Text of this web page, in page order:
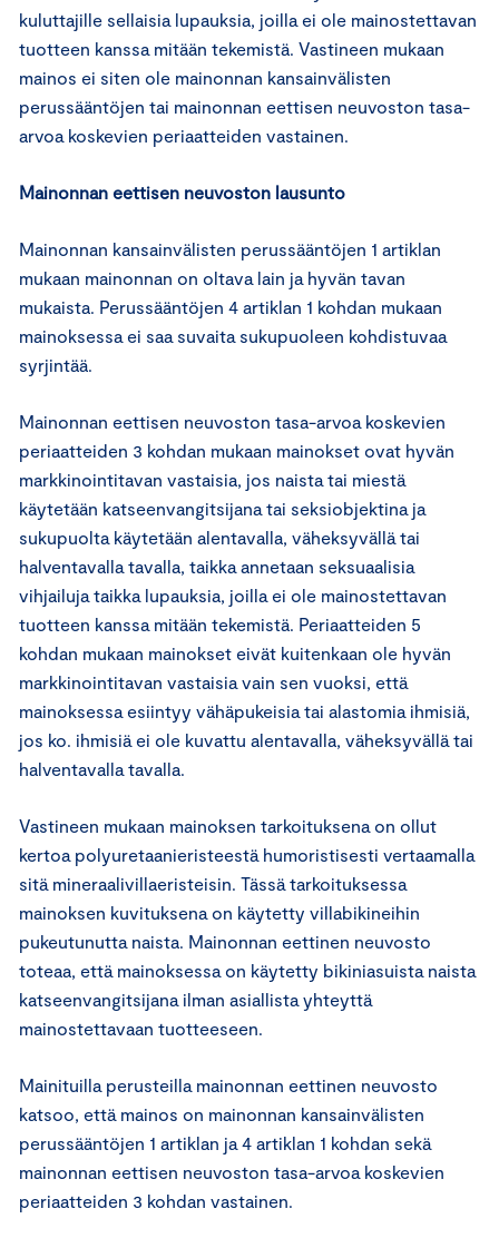
kuluttajille sellaisia lupauksia, joilla ei ole mainostettavan
tuotteen kanssa mitään tekemistä. Vastineen mukaan
mainos ei siten ole mainonnan kansainvälisten
perussääntöjen tai mainonnan eettisen neuvoston tasa-
arvoa koskevien periaatteiden vastainen.
Mainonnan eettisen neuvoston lausunto
Mainonnan kansainvälisten perussääntöjen 1 artiklan
mukaan mainonnan on oltava lain ja hyvän tavan
mukaista. Perussääntöjen 4 artiklan 1 kohdan mukaan
mainoksessa ei saa suvaita sukupuoleen kohdistuvaa
syrjintää.
Mainonnan eettisen neuvoston tasa-arvoa koskevien
periaatteiden 3 kohdan mukaan mainokset ovat hyvän
markkinointitavan vastaisia, jos naista tai miestä
käytetään katseenvangitsijana tai seksiobjektina ja
sukupuolta käytetään alentavalla, väheksyvällä tai
halventavalla tavalla, taikka annetaan seksuaalisia
vihjailuja taikka lupauksia, joilla ei ole mainostettavan
tuotteen kanssa mitään tekemistä. Periaatteiden 5
kohdan mukaan mainokset eivät kuitenkaan ole hyvän
markkinointitavan vastaisia vain sen vuoksi, että
mainoksessa esiintyy vähäpukeisia tai alastomia ihmisiä,
jos ko. ihmisiä ei ole kuvattu alentavalla, väheksyvällä tai
halventavalla tavalla.
Vastineen mukaan mainoksen tarkoituksena on ollut
kertoa polyuretaanieristeestä humoristisesti vertaamalla
sitä mineraalivillaeristeisin. Tässä tarkoituksessa
mainoksen kuvituksena on käytetty villabikineihin
pukeutunutta naista. Mainonnan eettinen neuvosto
toteaa, että mainoksessa on käytetty bikiniasuista naista
katseenvangitsijana ilman asiallista yhteyttä
mainostettavaan tuotteeseen.
Mainituilla perusteilla mainonnan eettinen neuvosto
katsoo, että mainos on mainonnan kansainvälisten
perussääntöjen 1 artiklan ja 4 artiklan 1 kohdan sekä
mainonnan eettisen neuvoston tasa-arvoa koskevien
periaatteiden 3 kohdan vastainen.